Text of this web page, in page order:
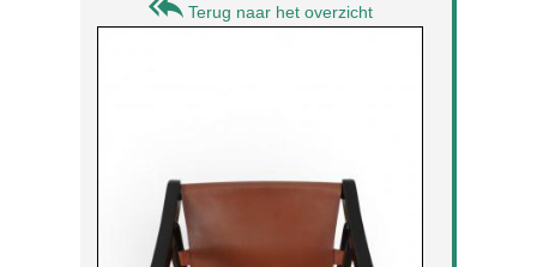
Terug naar het overzicht